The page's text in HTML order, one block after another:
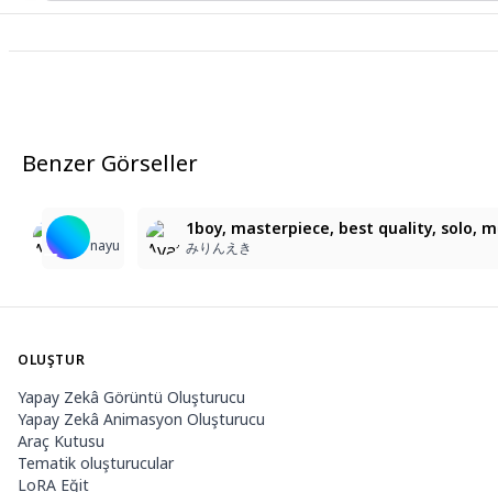
Benzer Görseller
みりんえき
캐릭터의 세련된 거리 스타일
internetgirl0602
nayu
1boy, masterpiece, best quality, solo,
みりんえき
OLUŞTUR
Yapay Zekâ Görüntü Oluşturucu
Yapay Zekâ Animasyon Oluşturucu
Araç Kutusu
Tematik oluşturucular
LoRA Eğit